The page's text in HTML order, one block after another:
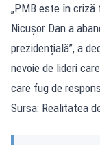
„PMB este în criză
Nicușor Dan a
prezidențială”, a
nevoie de lideri
care fug de
Sursa: Realitatea